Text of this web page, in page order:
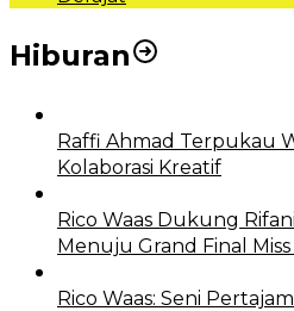
Hiburan
Raffi Ahmad Terpukau
Kolaborasi Kreatif
Rico Waas Dukung
Menuju Grand Final
Rico Waas: Seni